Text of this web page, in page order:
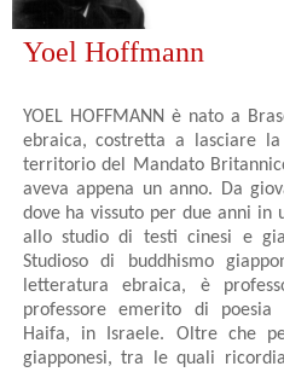
Yoel Hoffmann
YOEL HOFFMANN è nato a
ebraica, costretta a lasciare
territorio del Mandato
aveva appena un anno. Da
dove ha vissuto per due anni in
allo studio di testi cinesi e
Studioso di buddhismo
letteratura ebraica, è
professore emerito di poesia
Haifa, in Israele. Oltre che
giapponesi, tra le quali